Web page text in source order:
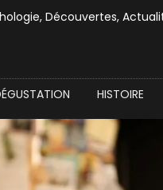
Découvertes,
HISTOIRE